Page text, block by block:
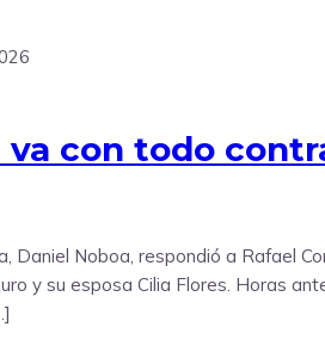
va con todo
Daniel Noboa, respondió a Rafael
y su esposa Cilia Flores. Horas